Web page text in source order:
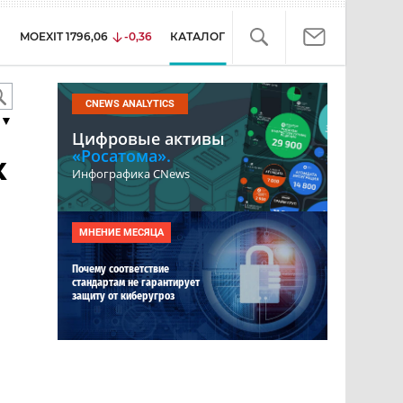
MOEXIT 1796,06 -0,36 КАТАЛОГ
▼
CNEWS ANALYTICS
Цифровые активы
«Росатома».
Инфографика CNews
МНЕНИЕ МЕСЯЦА
Почему соответствие
стандартам не гарантирует
защиту от киберугроз